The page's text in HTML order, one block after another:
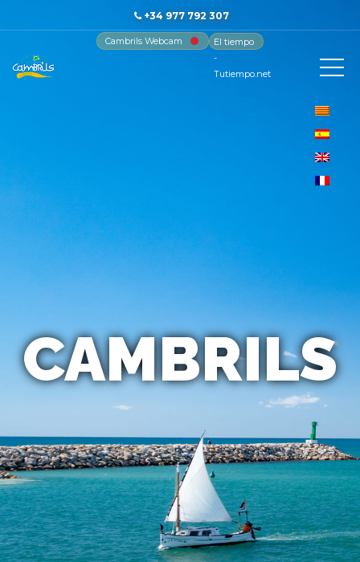
+34 977 792 307
Cambrils Webcam
El tiempo
-
Tutiempo.net
CAMBRILS